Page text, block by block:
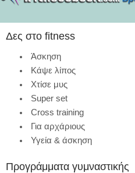
Δες στο fitness
Άσκηση
Κάψε λίπος
Χτίσε μυς
Super set
Cross training
Για αρχάριους
Υγεία & άσκηση
Προγράμματα γυμναστικής